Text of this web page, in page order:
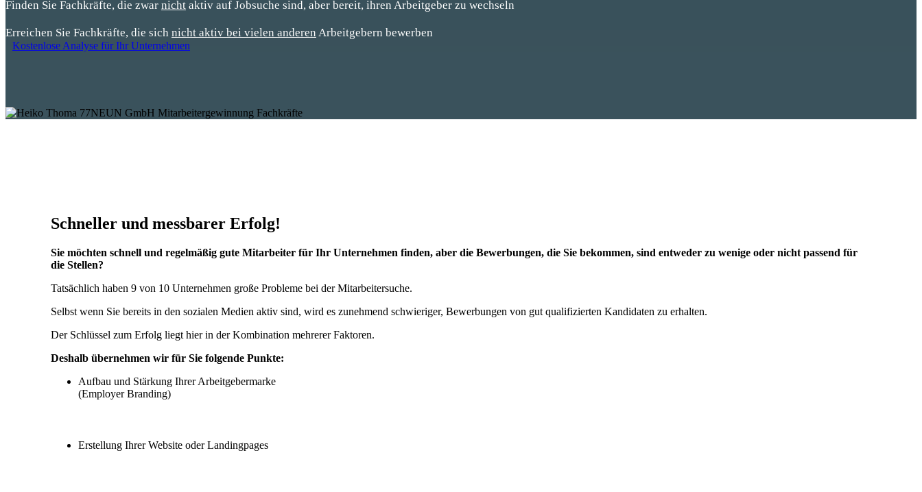
Finden Sie Fachkräfte, die zwar nicht aktiv auf Jobsuche sind, aber bereit, ihren Arbeitgeber zu wechseln
Erreichen Sie Fachkräfte, die sich nicht aktiv bei vielen anderen Arbeitgebern bewerben
Kostenlose Analyse für Ihr Unternehmen
Schneller und messbarer Erfolg!
Sie möchten schnell und regelmäßig gute Mitarbeiter für Ihr Unternehmen finden, aber die Bewerbungen, die Sie bekommen, sind entweder zu wenige oder nicht passend für
die Stellen?
Tatsächlich haben 9 von 10 Unternehmen große Probleme bei der Mitarbeitersuche.
Selbst wenn Sie bereits in den sozialen Medien aktiv sind, wird es zunehmend schwieriger, Bewerbungen von gut qualifizierten Kandidaten zu erhalten.
Der Schlüssel zum Erfolg liegt hier in der Kombination mehrerer Faktoren.
Deshalb übernehmen wir für Sie folgende Punkte:
Aufbau und Stärkung Ihrer Arbeitgebermarke
(Employer Branding)
Erstellung Ihrer Website oder Landingpages